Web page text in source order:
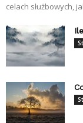
celach służbowych,